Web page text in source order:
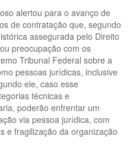
alertou para o avanço de
de contratação que, segundo
assegurada pelo Direito
preocupação com os
Tribunal Federal sobre a
pessoas jurídicas, inclusive
ele, caso esse
técnicas e
poderão enfrentar um
via pessoa jurídica, com
e fragilização da organização